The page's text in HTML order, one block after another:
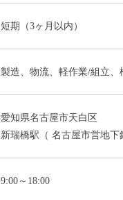
短期（3ヶ月以内）
製造、物流、軽作業/組立、
愛知県名古屋市天白区
新瑞橋駅（ 名古屋市営地下
9:00～18:00